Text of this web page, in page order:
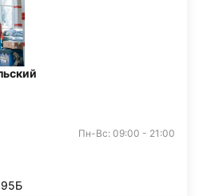
Пн-Вс: 09:00 - 21:00
95Б